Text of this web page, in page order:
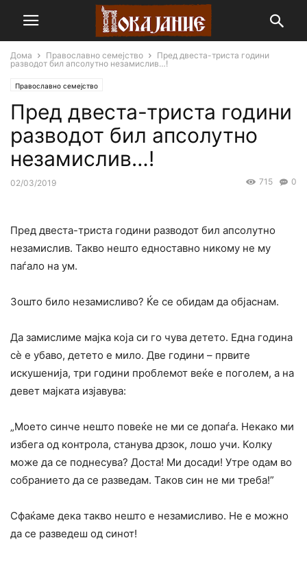
Дома Православно семејство
Пред двеста-триста години
разводот бил апсолутно незамислив…!
Православно семејство
Пред двеста-триста години
разводот бил апсолутно
незамислив…!
02/03/2019 0
715
Пред двеста-триста години разводот бил апсолутно
незамислив. Такво нешто едноставно никому не му
паѓало на ум.
Зошто било незамисливо? Ќе се обидам да објаснам.
Да замислиме мајка која си го чува детето. Една година
сè е убаво, детето е мило. Две години – првите
искушенија, три години проблемот веќе е поголем, a на
девет мајката изјавува:
„Моето синче нешто повеќе не ми се допаѓа. Некако ми
избега од контрола, станува дрзок, лошо учи. Колку
може да се поднесува? Доста! Ми досади! Утре одам во
собранието да се разведам. Таков син не ми треба!”
Сфаќаме дека такво нешто е незамисливо. He e можно
да се разведеш од синот!